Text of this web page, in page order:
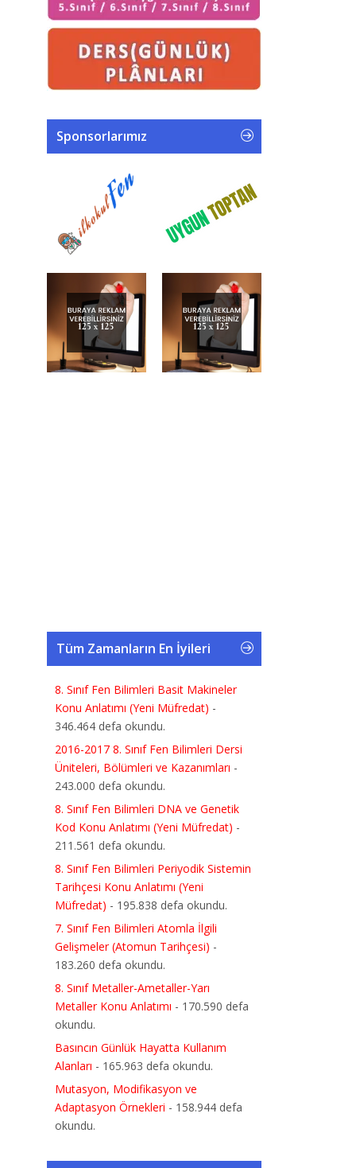
Sponsorlarımız
Tüm Zamanların En İyileri
8. Sınıf Fen Bilimleri Basit Makineler
Konu Anlatımı (Yeni Müfredat) -
346.464 defa okundu.
2016-2017 8. Sınıf Fen Bilimleri Dersi
Üniteleri, Bölümleri ve Kazanımları -
243.000 defa okundu.
8. Sınıf Fen Bilimleri DNA ve Genetik
Kod Konu Anlatımı (Yeni Müfredat) -
211.561 defa okundu.
8. Sınıf Fen Bilimleri Periyodik Sistemin
Tarihçesi Konu Anlatımı (Yeni
Müfredat) - 195.838 defa okundu.
7. Sınıf Fen Bilimleri Atomla İlgili
Gelişmeler (Atomun Tarihçesi) -
183.260 defa okundu.
8. Sınıf Metaller-Ametaller-Yarı
Metaller Konu Anlatımı - 170.590 defa
okundu.
Basıncın Günlük Hayatta Kullanım
Alanları - 165.963 defa okundu.
Mutasyon, Modifikasyon ve
Adaptasyon Örnekleri - 158.944 defa
okundu.